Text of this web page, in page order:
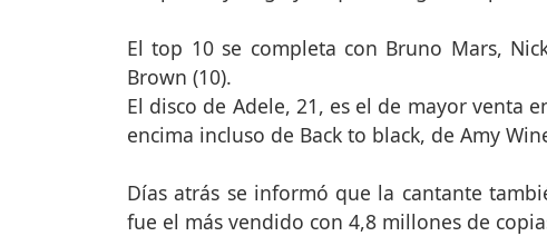
El top 10 se completa con Bruno Mars,
Brown (10).
El disco de Adele, 21, es el de mayor venta
encima incluso de Back to black, de Amy
Días atrás se informó que la cantante
fue el más vendido con 4,8 millones de